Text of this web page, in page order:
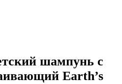
шампунь с
Earth’s